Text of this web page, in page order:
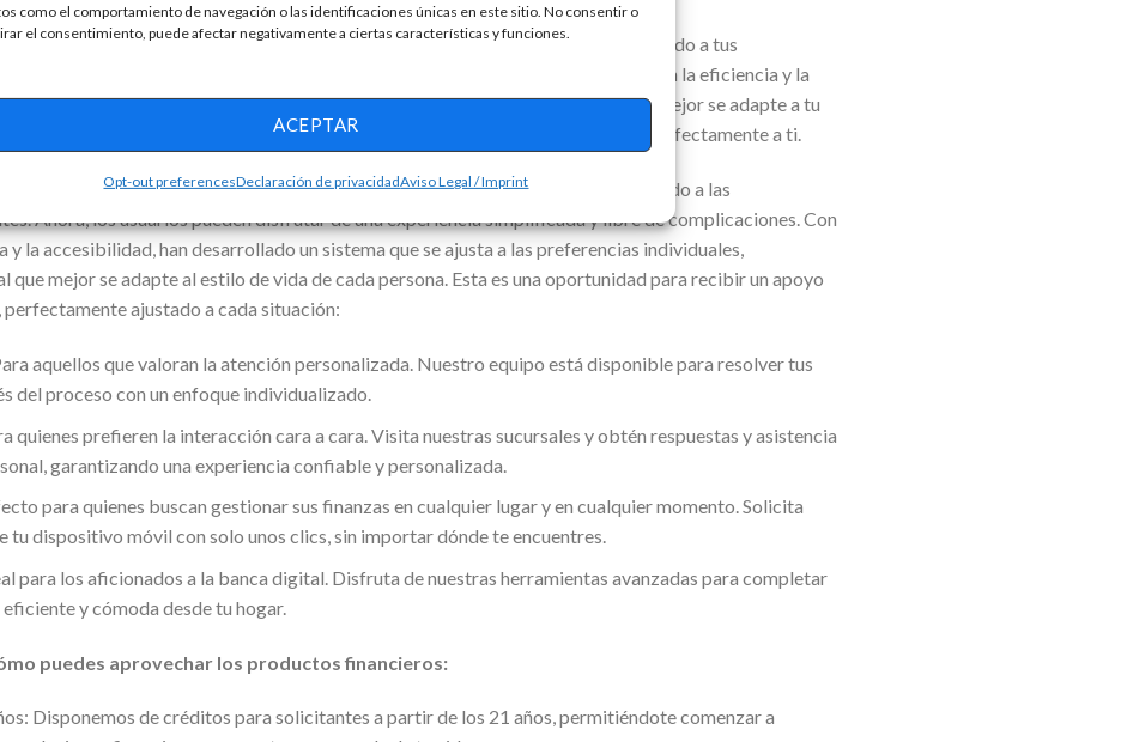
como el comportamiento de navegación o las identificaciones únicas en este sitio. No consentir o
el consentimiento, puede afectar negativamente a ciertas características y funciones.
ACEPTAR
Opt-out preferencesDeclaración de privacidadAviso Legal / Imprint
el proceso de solicitud de crédito personal para hacerlo más ágil y adaptado a tus
disfrutar de una experiencia simplificada y sin complicaciones. Con un enfoque en la eficiencia y la
un sistema que se ajusta a tus preferencias, permitiéndote elegir el canal que mejor se adapte a tu
oportunidad para recibir un apoyo financiero personalizado que se adapta perfectamente a ti.
el proceso de solicitud de crédito personal, haciéndolo más ágil y adaptado a las
Ahora, los usuarios pueden disfrutar de una experiencia simplificada y libre de complicaciones. Con
y la accesibilidad, han desarrollado un sistema que se ajusta a las preferencias individuales,
que mejor se adapte al estilo de vida de cada persona. Esta es una oportunidad para recibir un apoyo
ajustado a cada situación:
aquellos que valoran la atención personalizada. Nuestro equipo está disponible para resolver tus
del proceso con un enfoque individualizado.
quienes prefieren la interacción cara a cara. Visita nuestras sucursales y obtén respuestas y asistencia
garantizando una experiencia confiable y personalizada.
para quienes buscan gestionar sus finanzas en cualquier lugar y en cualquier momento. Solicita
tu dispositivo móvil con solo unos clics, sin importar dónde te encuentres.
para los aficionados a la banca digital. Disfruta de nuestras herramientas avanzadas para completar
y cómoda desde tu hogar.
puedes aprovechar los productos financieros:
Disponemos de créditos para solicitantes a partir de los 21 años, permitiéndote comenzar a